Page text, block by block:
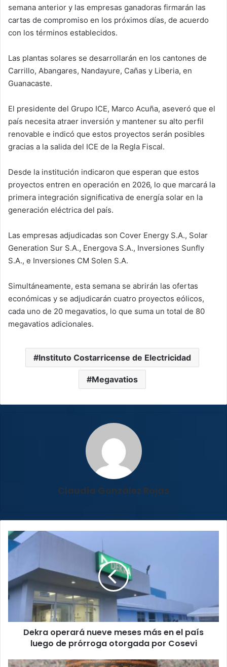
semana anterior y las empresas ganadoras firmarán las
cartas de compromiso en los próximos días, de acuerdo
con los términos establecidos.
Las plantas solares se desarrollarán en los cantones de
Carrillo, Abangares, Nandayure, Cañas y Liberia, en
Guanacaste.
El presidente del Grupo ICE, Marco Acuña, aseveró que el
país necesita atraer inversión y mantener su alto perfil
renovable e indicó que estos proyectos serán posibles
gracias a la salida del ICE de la Regla Fiscal.
Desde la institución indicaron que esperan que estos
proyectos entren en operación en 2026, lo que marcará la
primera integración significativa de energía solar en la
generación eléctrica del país.
Las empresas adjudicadas son Cover Energy S.A., Solar
Generation Sur S.A., Energova S.A., Inversiones Sunfly
S.A., e Inversiones CM Solen S.A.
Simultáneamente, esta semana se abrirán las ofertas
económicas y se adjudicarán cuatro proyectos eólicos,
cada uno de 20 megavatios, lo que suma un total de 80
megavatios adicionales.
Instituto Costarricense de Electricidad
Megavatios
Claudia González Rojas
Dekra
operará
más
en
el
luego
prórroga
por
Dekra operará nueve meses más en el país
luego de prórroga otorgada por Cosevi
Museo